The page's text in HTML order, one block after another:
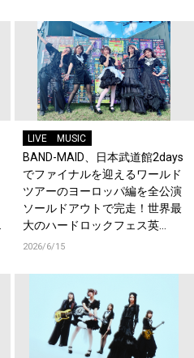
LIVE MUSIC
BAND-MAID、日本武道館2days
でファイナルを迎えるワールド
ツアーのヨーロッパ編を全公演
ソールドアウトで完走！世界最
大のハードロックフェス英
『Download Festival』でも熱
2026/6/15